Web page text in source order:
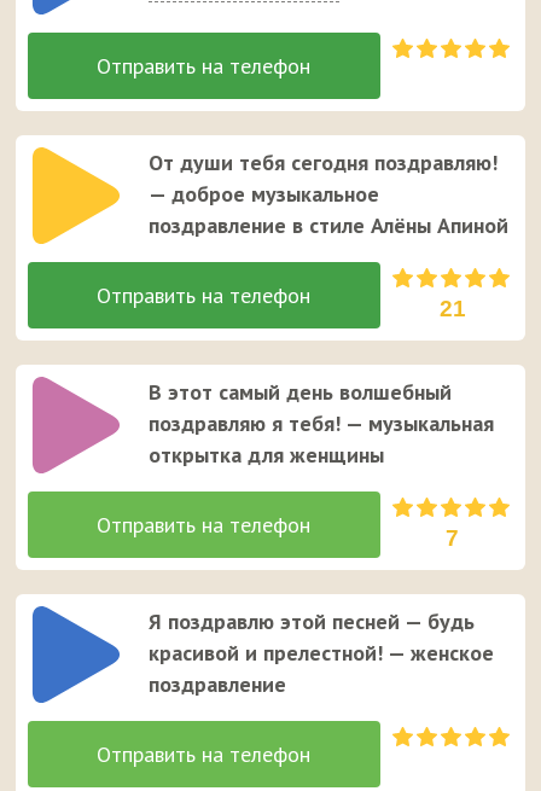
От души тебя сегодня поздравляю!
— доброе музыкальное
поздравление в стиле Алёны Апиной
21
В этот самый день волшебный
поздравляю я тебя! — музыкальная
открытка для женщины
7
Я поздравлю этой песней — будь
красивой и прелестной! — женское
поздравление